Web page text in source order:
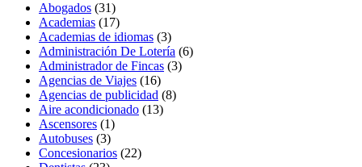
Abogados (31)
Academias (17)
Academias de idiomas (3)
Administración De Lotería (6)
Administrador de Fincas (3)
Agencias de Viajes (16)
Agencias de publicidad (8)
Aire acondicionado (13)
Ascensores (1)
Autobuses (3)
Concesionarios (22)